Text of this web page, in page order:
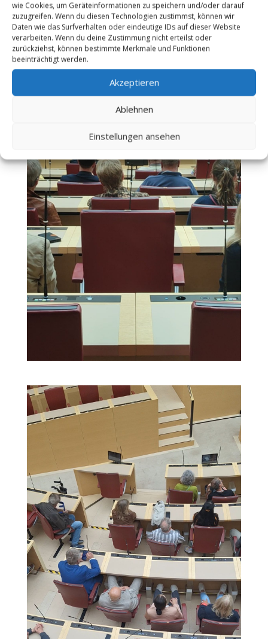
wie Cookies, um Geräteinformationen zu speichern und/oder darauf
zuzugreifen. Wenn du diesen Technologien zustimmst, können wir
Daten wie das Surfverhalten oder eindeutige IDs auf dieser Website
verarbeiten. Wenn du deine Zustimmung nicht erteilst oder
zurückziehst, können bestimmte Merkmale und Funktionen
beeinträchtigt werden.
Akzeptieren
Ablehnen
Einstellungen ansehen